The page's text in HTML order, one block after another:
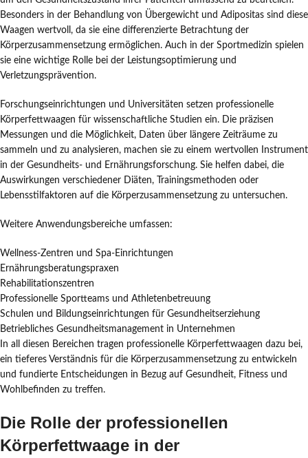
Besonders in der Behandlung von Übergewicht und Adipositas sind diese
Waagen wertvoll, da sie eine differenzierte Betrachtung der
Körperzusammensetzung ermöglichen. Auch in der Sportmedizin spielen
sie eine wichtige Rolle bei der Leistungsoptimierung und
Verletzungsprävention.
Forschungseinrichtungen und Universitäten setzen professionelle
Körperfettwaagen für wissenschaftliche Studien ein. Die präzisen
Messungen und die Möglichkeit, Daten über längere Zeiträume zu
sammeln und zu analysieren, machen sie zu einem wertvollen Instrument
in der Gesundheits- und Ernährungsforschung. Sie helfen dabei, die
Auswirkungen verschiedener Diäten, Trainingsmethoden oder
Lebensstilfaktoren auf die Körperzusammensetzung zu untersuchen.
Weitere Anwendungsbereiche umfassen:
Wellness-Zentren und Spa-Einrichtungen
Ernährungsberatungspraxen
Rehabilitationszentren
Professionelle Sportteams und Athletenbetreuung
Schulen und Bildungseinrichtungen für Gesundheitserziehung
Betriebliches Gesundheitsmanagement in Unternehmen
In all diesen Bereichen tragen professionelle Körperfettwaagen dazu bei,
ein tieferes Verständnis für die Körperzusammensetzung zu entwickeln
und fundierte Entscheidungen in Bezug auf Gesundheit, Fitness und
Wohlbefinden zu treffen.
Die Rolle der professionellen
Körperfettwaage in der